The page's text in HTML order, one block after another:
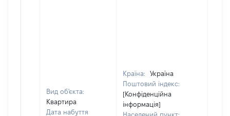
Вид об'єкта:
Квартира
Дата набуття
Країна:
Україна
Поштовий індекс:
[Конфіденційна
інформація]
Населений пункт: